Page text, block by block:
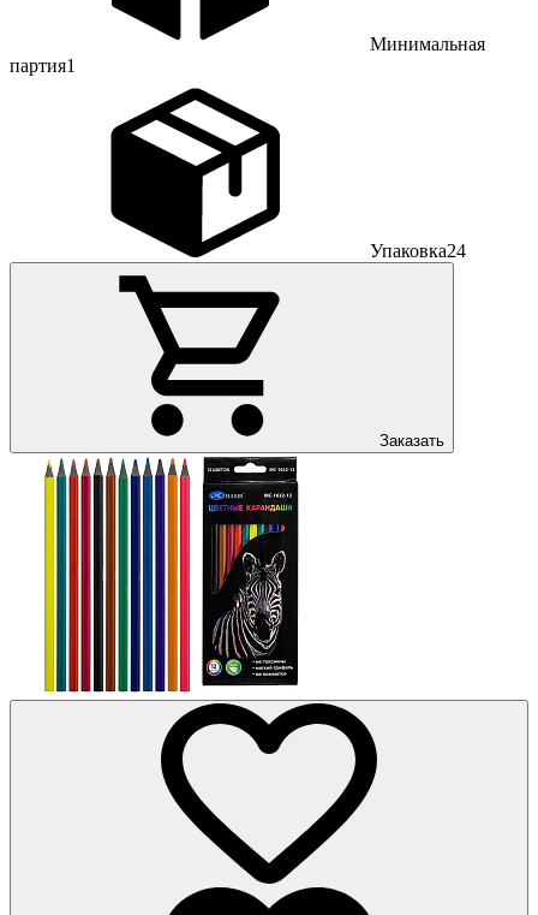
Минимальная
партия1
Упаковка24
Заказать